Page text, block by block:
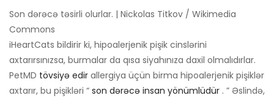
Son dərəcə təsirli olurlar. | Nickolas Titkov / Wikimedia
Commons
iHeartCats bildirir ki, hipoalerjenik pişik cinslərini
axtarırsınızsa, burmalar da qısa siyahınıza daxil olmalıdırlar.
PetMD tövsiyə edir allergiya üçün birma hipoalerjenik pişiklər
axtarır, bu pişikləri “ son dərəcə insan yönümlüdür . ” Əslində,